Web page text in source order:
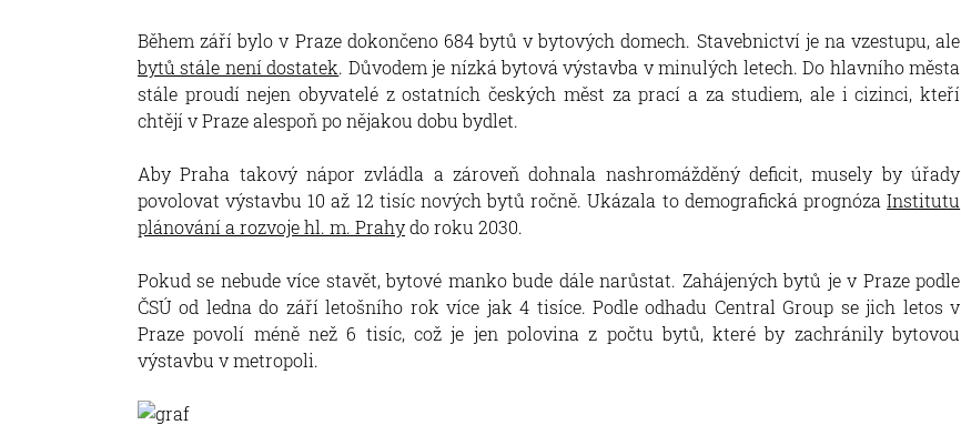
Během září bylo v Praze dokončeno 684 bytů v bytových domech. Stavebnictví je na vzestupu, ale
bytů stále není dostatek. Důvodem je nízká bytová výstavba v minulých letech. Do hlavního města
stále proudí nejen obyvatelé z ostatních českých měst za prací a za studiem, ale i cizinci, kteří
chtějí v Praze alespoň po nějakou dobu bydlet.
Aby Praha takový nápor zvládla a zároveň dohnala nashromážděný deficit, musely by úřady
povolovat výstavbu 10 až 12 tisíc nových bytů ročně. Ukázala to demografická prognózaInstitutu
plánování a rozvoje hl. m. Prahydo roku 2030.
Pokud se nebude více stavět, bytové manko bude dále narůstat. Zahájených bytů je v Praze podle
ČSÚ od ledna do září letošního rok více jak 4 tisíce. Podle odhadu Central Group se jich letos v
Praze povolí méně než 6 tisíc, což je jen polovina z počtu bytů, které by zachránily bytovou
výstavbu v metropoli.